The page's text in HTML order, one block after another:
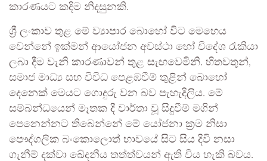
කාරණයට කදිම නිදසුනකි.
ශ්‍රී ලංකාව තුළ මේ ව්‍යාපාර බොහෝ විට මෙහෙය
වෙන්නේ ඉක්මන් ආයෝජන අවස්ථා හෝ විදේශ රැකියා
ලබා දීම වැනි කාරණාවන් තුළ සැඟවෙමිනි. හිතවතුන්,
සමාජ මාධ්‍ය සහ විවිධ පෙළඹවීම් තුළින් බොහෝ
දෙනෙක් මෙයට ගොදුරු වන බව පැහැදිලිය. මේ
සම්බන්ධයෙන් මෑතක දී වාර්තා වූ සිදුවීම් මගින්
පෙනෙන්නට තිබෙන්නේ මේ යෝජනා ක්‍රම නිසා
පෞද්ගලික බංකොලොත් භාවයේ සිට සිය දිවි නසා
ගැනීම් දක්වා ඛේදනීය තත්ත්වයන් ඇති විය හැකි බවය.